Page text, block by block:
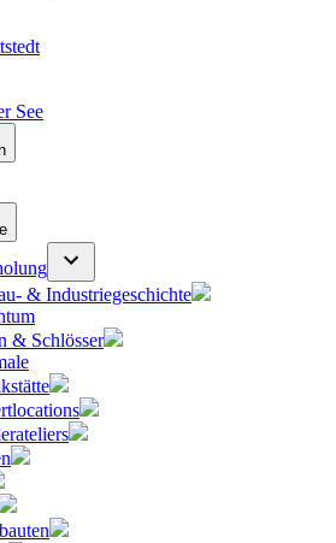
See
& Industriegeschichte
& Schlösser